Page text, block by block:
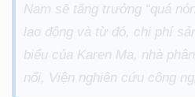
Nam sẽ tăng trưởng “quá
lao động và từ đó, chi phí
biểu của Karen Ma, nhà
nổi, Viện nghiên cứu công